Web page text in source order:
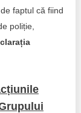
faptul că fiind
poliție,